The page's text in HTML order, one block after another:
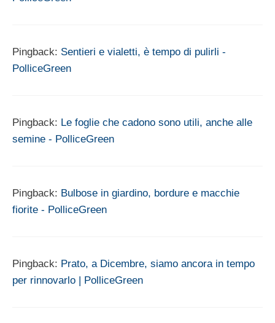
Pingback: Sentieri e vialetti, è tempo di pulirli -
PolliceGreen
Pingback: Le foglie che cadono sono utili, anche alle
semine - PolliceGreen
Pingback: Bulbose in giardino, bordure e macchie
fiorite - PolliceGreen
Pingback: Prato, a Dicembre, siamo ancora in tempo
per rinnovarlo | PolliceGreen